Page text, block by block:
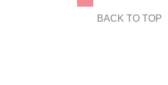
BACK TO TOP